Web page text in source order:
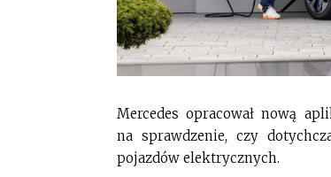
Mercedes opracował nową
na sprawdzenie, czy
pojazdów elektrycznych.